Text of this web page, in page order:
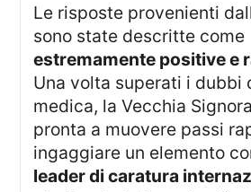
Le risposte provenienti dalla Spagna
sono state descritte come
estremamente positive e
Una volta superati i dubbi
medica, la Vecchia
pronta a muovere passi
ingaggiare un elemento
leader di caratura